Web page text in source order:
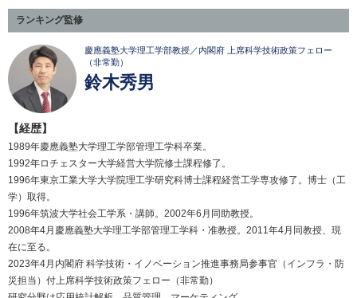
ランキング監修
慶應義塾大学理工学部教授／内閣府 上席科学技術政策フェロー
（非常勤）
鈴木秀男
【経歴】
1989年慶應義塾大学理工学部管理工学科卒業。
1992年ロチェスター大学経営大学院修士課程修了。
1996年東京工業大学大学院理工学研究科博士課程経営工学専攻修了。博士（工
学）取得。
1996年筑波大学社会工学系・講師。2002年6月同助教授。
2008年4月慶應義塾大学理工学部管理工学科・准教授。2011年4月同教授、現
在に至る。
2023年4月内閣府 科学技術・イノベーション推進事務局参事官（インフラ・防
災担当）付上席科学技術政策フェロー（非常勤）